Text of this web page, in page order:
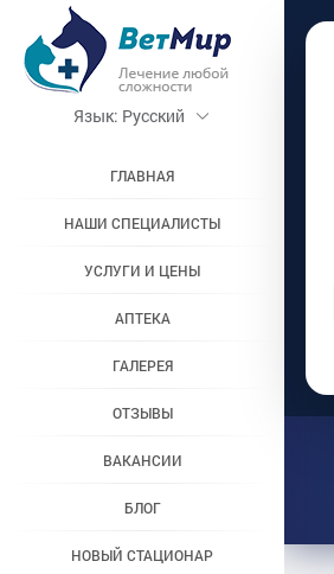
Язык: Русский
ГЛАВНАЯ
НАШИ СПЕЦИАЛИСТЫ
УСЛУГИ И ЦЕНЫ
АПТЕКА
ГАЛЕРЕЯ
ОТЗЫВЫ
ВАКАНСИИ
БЛОГ
НОВЫЙ СТАЦИОНАР